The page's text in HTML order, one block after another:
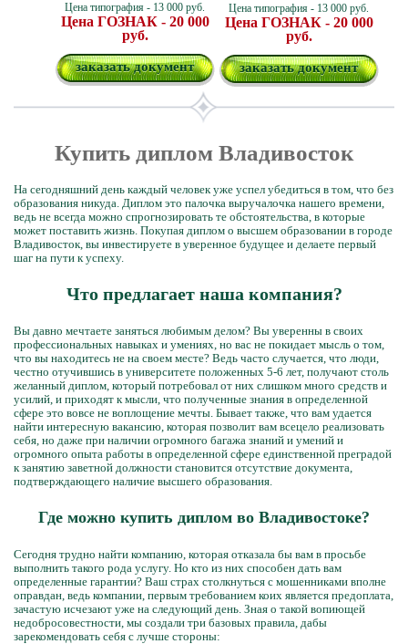
Цена типография - 13 000 руб.
Цена ГОЗНАК - 20 000
руб.
заказать документ
Цена типография - 13 000 руб.
Цена ГОЗНАК - 20 000
руб.
заказать документ
Купить диплом Владивосток
На сегодняшний день каждый человек уже успел убедиться в том, что без
образования никуда. Диплом это палочка выручалочка нашего времени,
ведь не всегда можно спрогнозировать те обстоятельства, в которые
может поставить жизнь. Покупая диплом о высшем образовании в городе
Владивосток, вы инвестируете в уверенное будущее и делаете первый
шаг на пути к успеху.
Что предлагает наша компания?
Вы давно мечтаете заняться любимым делом? Вы уверенны в своих
профессиональных навыках и умениях, но вас не покидает мысль о том,
что вы находитесь не на своем месте? Ведь часто случается, что люди,
честно отучившись в университете положенных 5-6 лет, получают столь
желанный диплом, который потребовал от них слишком много средств и
усилий, и приходят к мысли, что полученные знания в определенной
сфере это вовсе не воплощение мечты. Бывает также, что вам удается
найти интересную вакансию, которая позволит вам всецело реализовать
себя, но даже при наличии огромного багажа знаний и умений и
огромного опыта работы в определенной сфере единственной преградой
к занятию заветной должности становится отсутствие документа,
подтверждающего наличие высшего образования.
Где можно купить диплом во Владивостоке?
Сегодня трудно найти компанию, которая отказала бы вам в просьбе
выполнить такого рода услугу. Но кто из них способен дать вам
определенные гарантии? Ваш страх столкнуться с мошенниками вполне
оправдан, ведь компании, первым требованием коих является предоплата,
зачастую исчезают уже на следующий день. Зная о такой вопиющей
недобросовестности, мы создали три базовых правила, дабы
зарекомендовать себя с лучше стороны: